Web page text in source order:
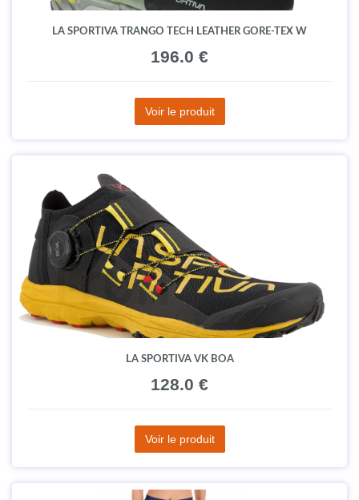
LA SPORTIVA TRANGO TECH LEATHER GORE-TEX W
196.0 €
Voir le produit
LA SPORTIVA VK BOA
128.0 €
Voir le produit